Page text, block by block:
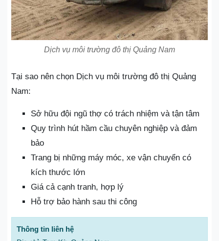
Dịch vụ môi trường đô thị Quảng Nam
Tại sao nên chọn Dịch vụ môi trường đô thị Quảng
Nam:
Sở hữu đội ngũ thợ có trách nhiệm và tận tâm
Quy trình hút hầm cầu chuyên nghiệp và đảm
bảo
Trang bị những máy móc, xe vận chuyển có
kích thước lớn
Giá cả cạnh tranh, hợp lý
Hỗ trợ bảo hành sau thi công
Thông tin liên hệ